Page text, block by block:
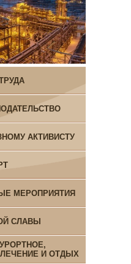
АКТИВИСТУ
МЕРОПРИЯТИЯ
СЛАВЫ
И ОТДЫХ